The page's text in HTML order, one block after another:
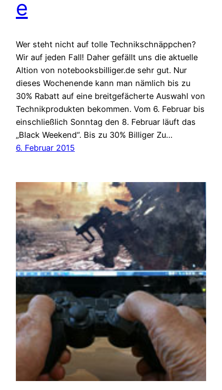
e
Wer steht nicht auf tolle Technikschnäppchen?
Wir auf jeden Fall! Daher gefällt uns die aktuelle
Altion von notebooksbilliger.de sehr gut. Nur
dieses Wochenende kann man nämlich bis zu
30% Rabatt auf eine breitgefächerte Auswahl von
Technikprodukten bekommen. Vom 6. Februar bis
einschließlich Sonntag den 8. Februar läuft das
„Black Weekend“. Bis zu 30% Billiger Zu…
6. Februar 2015